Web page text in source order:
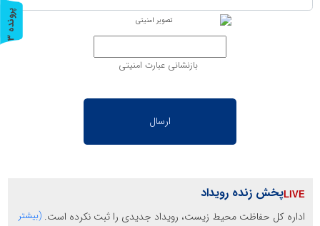
بازنشانی عبارت امنیتی
پخش زنده رویداد
اداره کل حفاظت محیط زیست، رویداد جدیدی را ثبت نکرده است. (بیشتر
پ
ر
و
ن
د
ه
3